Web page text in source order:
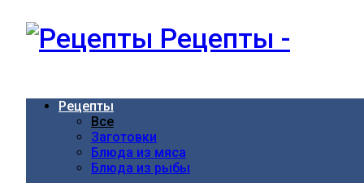
Рецепты -
Рецепты
Все
Заготовки
Блюда из мяса
Блюда из рыбы